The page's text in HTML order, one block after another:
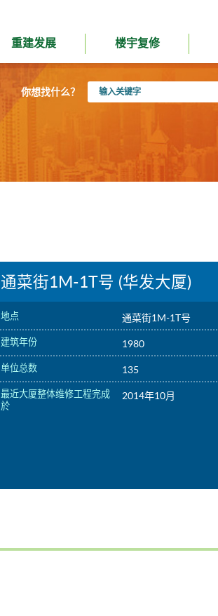
重建发展 楼宇复修
你想找什么？
入
通菜街1M-1T号 (华发大厦)
地点 通菜街1M-1T号
建筑年份 1980
单位总数 135
最近大厦整体维修工程完成
於
2014年10月